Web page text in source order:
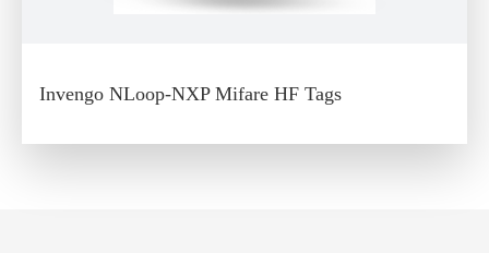
Invengo NLoop-NXP Mifare HF Tags